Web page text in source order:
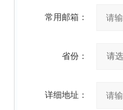
常用邮箱：
省份：
详细地址：